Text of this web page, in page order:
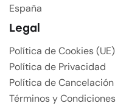
España
Legal
Política de Cookies (UE)
Política de Privacidad
Política de Cancelación
Términos y Condiciones